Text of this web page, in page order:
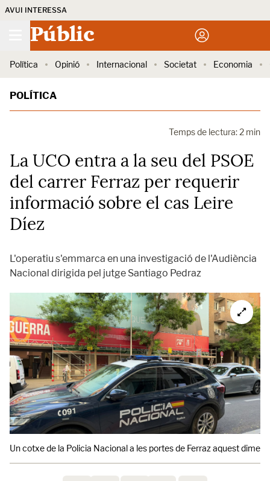
AVUI INTERESSA
Públic
Política Opinió Internacional Societat Economia
POLÍTICA
Temps de lectura: 2 min
La UCO entra a la seu del PSOE
del carrer Ferraz per requerir
informació sobre el cas Leire
Díez
L'operatiu s'emmarca en una investigació de l'Audiència
Nacional dirigida pel jutge Santiago Pedraz
Un cotxe de la Policia Nacional a les portes de Ferraz aquest